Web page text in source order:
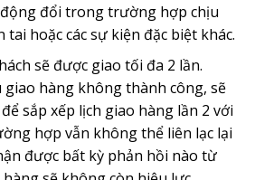
động đổi trong trường hợp chịu
hoặc các sự kiện đặc biệt khác.
sẽ được giao tối đa 2 lần.
hàng không thành công, sẽ
sắp xếp lịch giao hàng lần 2 với
hợp vẫn không thể liên lạc lại
được bất kỳ phản hồi nào từ